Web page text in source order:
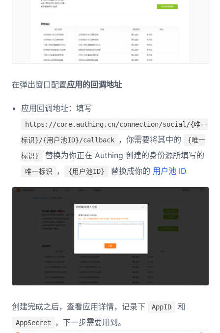
在弹出窗口配置应用的回调地址
应用回调地址：填写
https://core.authing.cn/connection/social/{唯一
标识}/{用户池ID}/callback
，你需要将其中的
{唯一
标识}
替换为你正在 Authing 创建的身份源所填写的
唯一标识 ， {用户池ID} 替换成你的 用户池 ID
创建完成之后，查看应用详情，记录下 AppID 和
AppSecret ，下一步需要用到。